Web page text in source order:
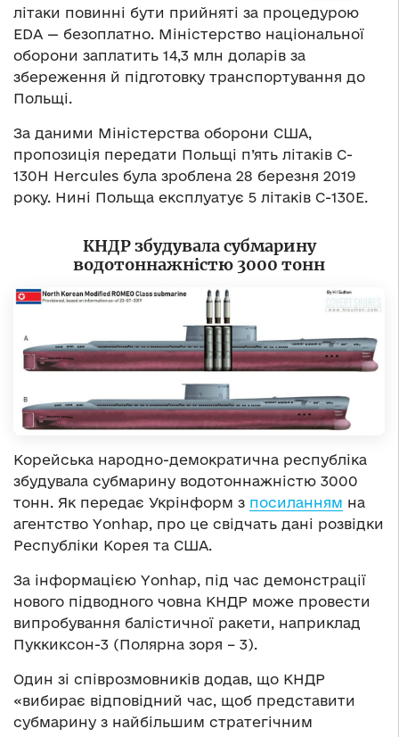
літаки повинні бути прийняті за процедурою
EDA — безоплатно. Міністерство національної
оборони заплатить 14,3 млн доларів за
збереження й підготовку транспортування до
Польщі.
За даними Міністерства оборони США,
пропозиція передати Польщі п’ять літаків C-
130H Hercules була зроблена 28 березня 2019
року. Нині Польща експлуатує 5 літаків C-130E.
КНДР збудувала субмарину
водотоннажністю 3000 тонн
Корейська народно-демократична республіка
збудувала субмарину водотоннажністю 3000
тонн. Як передає Укрінформ з посиланням на
агентство Yonhap, про це свідчать дані розвідки
Республіки Корея та США.
За інформацією Yonhap, під час демонстрації
нового підводного човна КНДР може провести
випробування балістичної ракети, наприклад
Пуккиксон-3 (Полярна зоря – 3).
Один зі співрозмовників додав, що КНДР
«вибирає відповідний час, щоб представити
субмарину з найбільшим стратегічним